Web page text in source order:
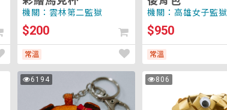
機關：雲林第二監獄
$200
常溫
機關：高雄女子監獄
$950
常溫
6194
次
熊
806
次
珍